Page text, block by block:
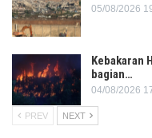
05/08/2026
Kebakaran
bagian…
04/08/2026
PREV NEXT